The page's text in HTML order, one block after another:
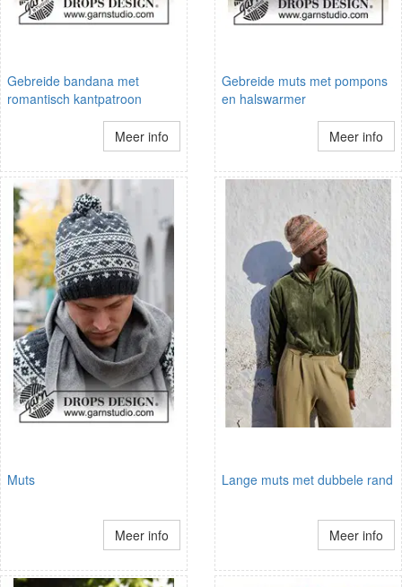
Gebreide bandana met
romantisch kantpatroon
Meer info
Gebreide muts met pompons
en halswarmer
Meer info
Muts
Meer info
Lange muts met dubbele rand
Meer info